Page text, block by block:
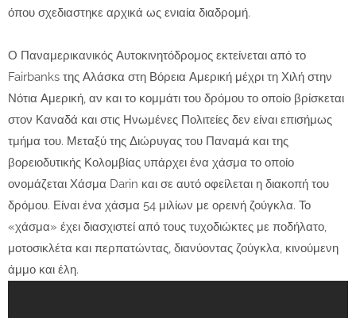
όπου σχεδιαστηκε αρχικά ως ενιαία διαδρομή.
Ο Παναμερικανικός Αυτοκινητόδρομος εκτείνεται από το
Fairbanks της Αλάσκα στη Βόρεια Αμερική μέχρι τη Χιλή στην
Νότια Αμερική, αν και το κομμάτι του δρόμου το οποίο βρίσκεται
στον Καναδά και στις Ηνωμένες Πολιτείες δεν είναι επισήμως
τμήμα του. Μεταξύ της Διώρυγας του Παναμά και της
βορειοδυτικής Κολομβίας υπάρχει ένα χάσμα το οποίο
ονομάζεται Χάσμα Darin και σε αυτό οφείλεται η διακοπή του
δρόμου. Είναι ένα χάσμα 54 μιλίων με ορεινή ζούγκλα. Το
«χάσμα» έχει διασχιστεί από τους τυχοδιώκτες με ποδήλατο,
μοτοσικλέτα και περπατώντας, διανύοντας ζούγκλα, κινούμενη
άμμο και έλη.